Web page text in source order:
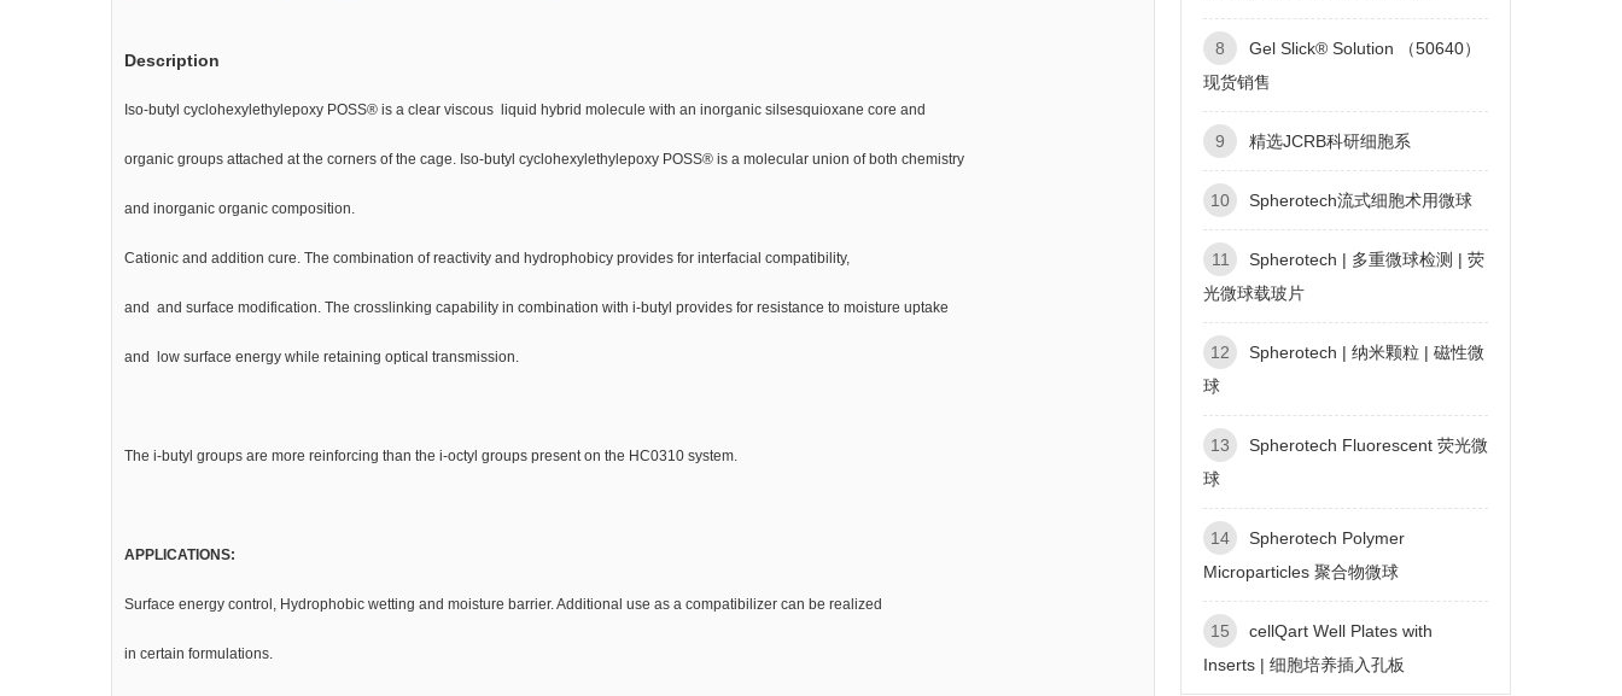
Description
Iso-butyl cyclohexylethylepoxy POSS® is a clear viscous liquid hybrid molecule with an inorganic silsesquioxane core and
organic groups attached at the corners of the cage. Iso-butyl cyclohexylethylepoxy POSS® is a molecular union of both chemistry
and inorganic organic composition.
Cationic and addition cure. The combination of reactivity and hydrophobicy provides for interfacial compatibility,
and and surface modification. The crosslinking capability in combination with i-butyl provides for resistance to moisture uptake
and low surface energy while retaining optical transmission.
The i-butyl groups are more reinforcing than the i-octyl groups present on the HC0310 system.
APPLICATIONS:
Surface energy control, Hydrophobic wetting and moisture barrier. Additional use as a compatibilizer can be realized
in certain formulations.
8
Gel Slick® Solution （50640）
现货销售
9 精选JCRB科研细胞系
10 Spherotech流式细胞术用微球
11
Spherotech | 多重微球检测 | 荧
光微球载玻片
12
Spherotech | 纳米颗粒 | 磁性微
球
13
Spherotech Fluorescent 荧光微
球
14
Spherotech Polymer
Microparticles 聚合物微球
15
cellQart Well Plates with
Inserts | 细胞培养插入孔板